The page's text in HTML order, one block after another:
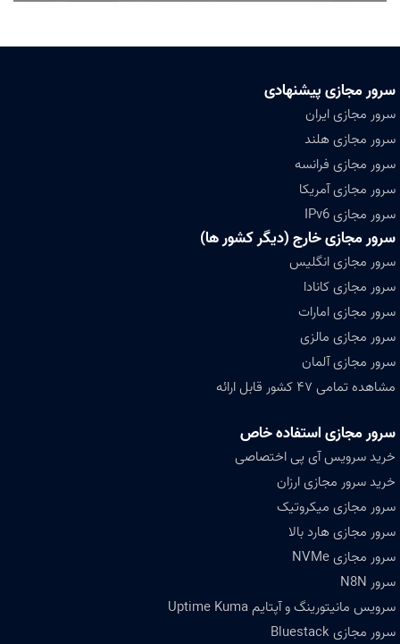
سرور مجازی پیشنهادی
سرور مجازی ایران
سرور مجازی هلند
سرور مجازی فرانسه
سرور مجازی آمریکا
سرور مجازی IPv6
سرور مجازی خارج (دیگر کشور ها)
سرور مجازی انگلیس
سرور مجازی کانادا
سرور مجازی امارات
سرور مجازی مالزی
سرور مجازی آلمان
مشاهده تمامی ۴۷ کشور قابل ارائه
سرور مجازی استفاده خاص
خرید سرویس آی پی اختصاصی
خرید سرور مجازی ارزان
سرور مجازی میکروتیک
سرور مجازی هارد بالا
سرور مجازی NVMe
سرور N8N
سرویس مانیتورینگ و آپتایم Uptime Kuma
سرور مجازی Bluestack